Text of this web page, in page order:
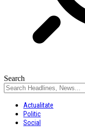
Search
Actualitate
Politic
Social